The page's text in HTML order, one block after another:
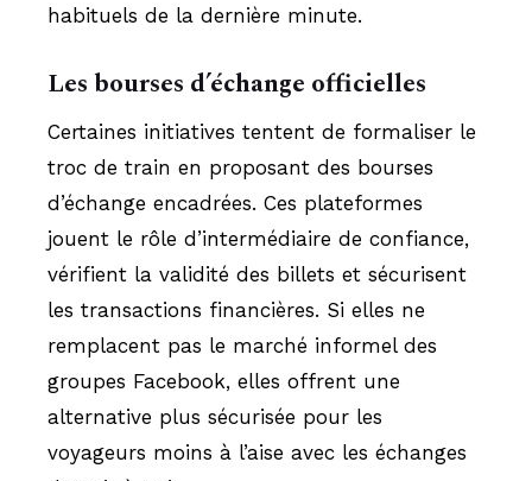
habituels de la dernière minute.
Les bourses d’échange officielles
Certaines initiatives tentent de formaliser le
troc de train en proposant des bourses
d’échange encadrées. Ces plateformes
jouent le rôle d’intermédiaire de confiance,
vérifient la validité des billets et sécurisent
les transactions financières. Si elles ne
remplacent pas le marché informel des
groupes Facebook, elles offrent une
alternative plus sécurisée pour les
voyageurs moins à l’aise avec les échanges